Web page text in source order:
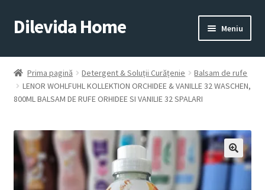
Sari
la
Sari
la
Dilevida Home Meniu
ROYALTY
Prima pagină Detergent & Soluții Curățenie
Balsam de rufe
LENOR WOHLFUHL KOLLEKTION ORCHIDEE & VANILLE 32 WASCHEN,
800ML BALSAM DE RUFE ORHIDEE SI VANILIE 32 SPALARI